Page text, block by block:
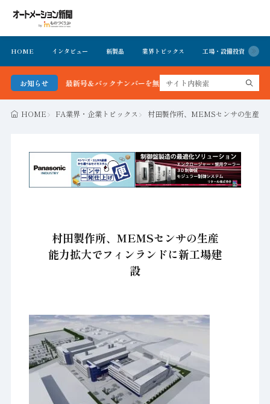
HOME インタビュー 新製品 業界トピックス 工場・設備投資
お知らせ
聞 最新号＆バックナンバーを無料で公開中 詳細はこちら
HOME FA業界・企業トピックス 村田製作所、MEMSセンサの生産能
村田製作所、MEMSセンサの生産
能力拡大でフィンランドに新工場建
設